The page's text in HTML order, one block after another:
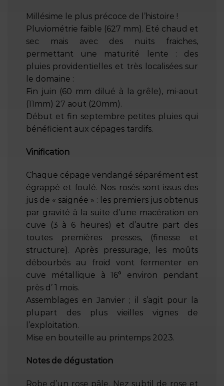
Millésime le plus précoce de l’histoire !
Pluviométrie faible (627 mm). Eté chaud et
sec mais avec des nuits fraiches,
permettant une maturité lente : des
pluies providentielles et très localisées sur
le domaine :
Fin juin (60 mm dilué à la grêle), mi-aout
(11mm) 27 aout (20mm).
Début et fin septembre petites pluies qui
bénéficient aux cépages tardifs.
Vinification
Chaque cépage vendangé séparément est
égrappé et foulé. Nos rosés sont issus des
jus de « saignée » : les premiers jus obtenus
par gravité à la suite d’une macération en
cuve (3 à 6 heures) et d’autre part des
toutes premières presses, (finesse et
structure). Après pressurage, les moûts
débourbés au froid vont fermenter en
cuve métallique à 16° environ pendant
près d’ 1 mois.
Assemblages en Janvier ; il s’agit pour la
plupart des plus vieilles vignes de
l’exploitation.
Mise en bouteille au printemps 2023.
Notes de dégustation
Robe d’un rose pâle. Nez subtil de rose et